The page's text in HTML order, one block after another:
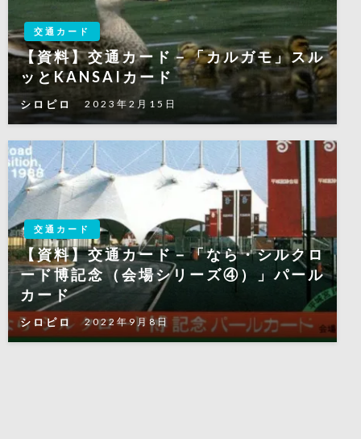
交通カード
【資料】交通カード－「カルガモ」スル
ッとKANSAIカード
シロピロ 2023年2月15日
交通カード
【資料】交通カード－「なら・シルクロ
ード博記念（会場シリーズ④）」パール
カード
シロピロ 2022年9月8日